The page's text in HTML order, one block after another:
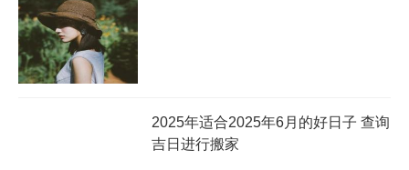
2025年适合2025年6月的好日子 查询
吉日进行搬家